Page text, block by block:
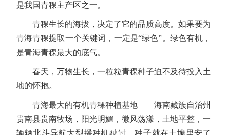
是我国青稞主产区之一。
青稞生长的海拔，决定了它的品质高度。如果要为
青海青稞提取一个关键词，一定是“绿色”。绿色有机，
是青海青稞最大的底气。
春天，万物生长，一粒粒青稞种子迫不及待投入土
地的怀抱。
青海最大的有机青稞种植基地——海南藏族自治州
贵南县贵南牧场，阳光明媚，微风荡漾，土地平整，一
辆辆北斗导航大型播种机驶过，种子就在土壤里安了